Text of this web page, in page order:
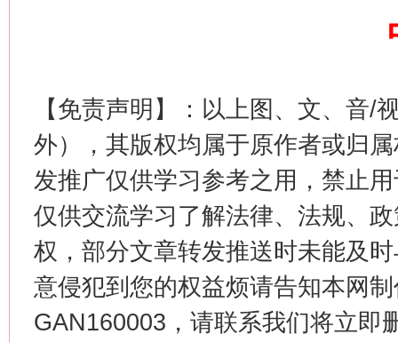
【免责声明】：以上图、文、音/
外），其版权均属于原作者或归
发推广仅供学习参考之用，禁止
仅供交流学习了解法律、法规、
权，部分文章转发推送时未能及
意侵犯到您的权益烦请告知本网
GAN160003，请联系我们将立即
这是一记警钟！ 谢